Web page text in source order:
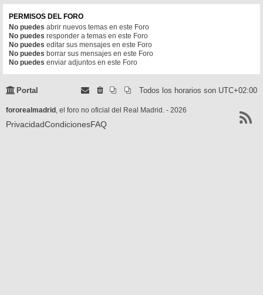
PERMISOS DEL FORO
No puedes abrir nuevos temas en este Foro
No puedes responder a temas en este Foro
No puedes editar sus mensajes en este Foro
No puedes borrar sus mensajes en este Foro
No puedes enviar adjuntos en este Foro
Portal Todos los horarios son UTC+02:00
fororealmadrid , el foro no oficial del Real Madrid. - 2026
PrivacidadCondicionesFAQ